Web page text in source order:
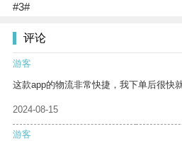
#3#
评论
游客
这款app的物流非常快捷，我下单后很快
2024-08-15
游客